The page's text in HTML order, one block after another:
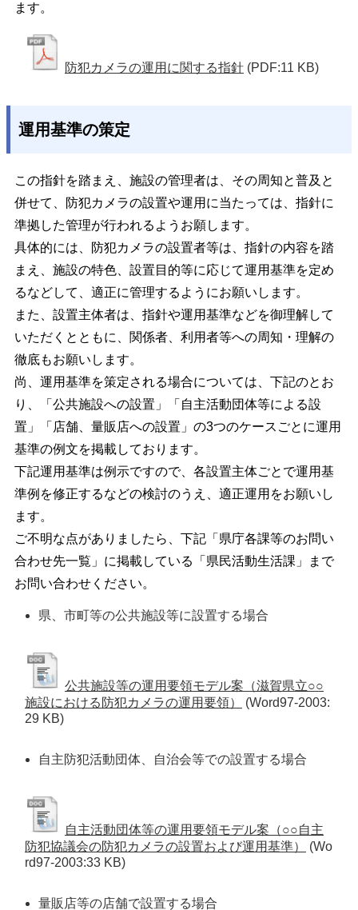
ます。
防犯カメラの運用に関する指針 (PDF:11 KB)
運用基準の策定
この指針を踏まえ、施設の管理者は、その周知と普及と
併せて、防犯カメラの設置や運用に当たっては、指針に
準拠した管理が行われるようお願します。
具体的には、防犯カメラの設置者等は、指針の内容を踏
まえ、施設の特色、設置目的等に応じて運用基準を定め
るなどして、適正に管理するようにお願いします。
また、設置主体者は、指針や運用基準などを御理解して
いただくとともに、関係者、利用者等への周知・理解の
徹底もお願いします。
尚、運用基準を策定される場合については、下記のとお
り、「公共施設への設置」「自主活動団体等による設
置」「店舗、量販店への設置」の3つのケースごとに運用
基準の例文を掲載しております。
下記運用基準は例示ですので、各設置主体ごとで運用基
準例を修正するなどの検討のうえ、適正運用をお願いし
ます。
ご不明な点がありましたら、下記「県庁各課等のお問い
合わせ先一覧」に掲載している「県民活動生活課」まで
お問い合わせください。
県、市町等の公共施設等に設置する場合
公共施設等の運用要領モデル案（滋賀県立○○
施設における防犯カメラの運用要領）
(Word97-2003:
29 KB)
自主防犯活動団体、自治会等での設置する場合
自主活動団体等の運用要領モデル案（○○自主
防犯協議会の防犯カメラの設置および運用基準）
(Wo
rd97-2003:33 KB)
量販店等の店舗で設置する場合